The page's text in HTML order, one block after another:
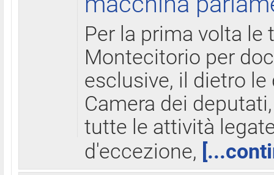
Per la prima volta le
Montecitorio per
esclusive, il dietro
Camera dei
tutte le attività
d'eccezione,